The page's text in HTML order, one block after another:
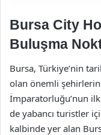
Bursa City
Buluşma
Bursa, Türkiye’nin
olan önemli
İmparatorluğu’nun
de yabancı turistler
kalbinde yer alan